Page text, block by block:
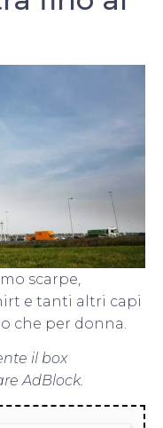
scarpe,
e tanti altri capi
che per donna.
il box
AdBlock.